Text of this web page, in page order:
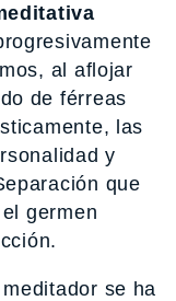
al aflojar
de férreas
las
y
que
germen
se ha